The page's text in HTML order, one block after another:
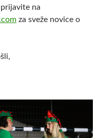
na
za sveže novice o